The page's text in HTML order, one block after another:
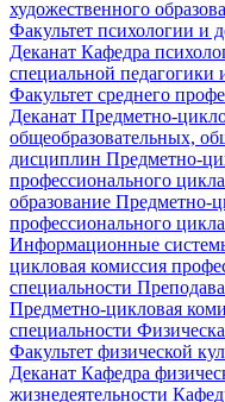
художественного
Факультет психологии и
Деканат Кафедра
специальной педагогики
Факультет среднего
Деканат Предметно-
общеобразовательных,
дисциплин Предметно-
профессионального
образование Предметно-
профессионального
Информационные
цикловая комиссия
специальности
Предметно-цикловая
специальности
Факультет физической
Деканат Кафедра
жизнедеятельности